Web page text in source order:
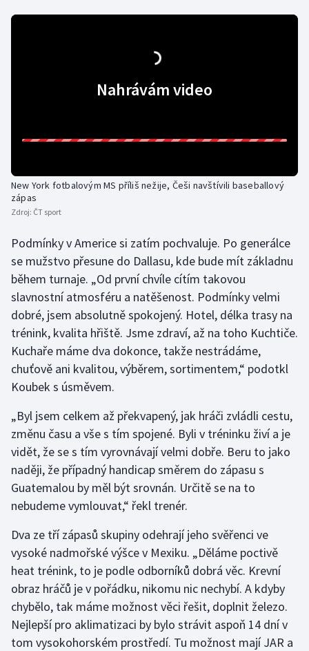
Nahrávám video
New York fotbalovým MS příliš nežije, Češi navštívili baseballový
zápas
Zdroj: ČT sport
Podmínky v Americe si zatím pochvaluje. Po generálce
se mužstvo přesune do Dallasu, kde bude mít základnu
během turnaje. „Od první chvíle cítím takovou
slavnostní atmosféru a natěšenost. Podmínky velmi
dobré, jsem absolutně spokojený. Hotel, délka trasy na
trénink, kvalita hřiště. Jsme zdraví, až na toho Kuchtiče.
Kuchaře máme dva dokonce, takže nestrádáme,
chuťově ani kvalitou, výběrem, sortimentem,“ podotkl
Koubek s úsměvem.
„Byl jsem celkem až překvapený, jak hráči zvládli cestu,
změnu času a vše s tím spojené. Byli v tréninku živí a je
vidět, že se s tím vyrovnávají velmi dobře. Beru to jako
naději, že případný handicap směrem do zápasu s
Guatemalou by měl být srovnán. Určitě se na to
nebudeme vymlouvat,“ řekl trenér.
Dva ze tří zápasů skupiny odehrají jeho svěřenci ve
vysoké nadmořské výšce v Mexiku. „Děláme poctivě
heat trénink, to je podle odborníků dobrá věc. Krevní
obraz hráčů je v pořádku, nikomu nic nechybí. A kdyby
chybělo, tak máme možnost věci řešit, doplnit železo.
Nejlepší pro aklimatizaci by bylo strávit aspoň 14 dní v
tom vysokohorském prostředí. Tu možnost mají JAR a